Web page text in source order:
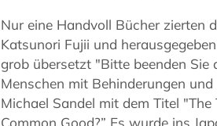
Nur eine Handvoll Bücher zierten
Katsunori Fujii und
grob übersetzt "Bitte beenden Sie
Menschen mit Behinderungen
Michael Sandel mit dem Titel
Common Good?” Es wurde ins